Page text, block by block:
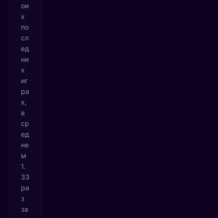
ои
х
по
сл
ед
ни
х
иг
ра
х,
в
ср
ед
не
м
1.
33
ра
з
за